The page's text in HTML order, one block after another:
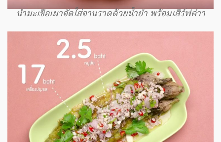
นำมะเขือเผาจัดใส่จานราดด้วยน้ำยำ พร้อมเสิร์ฟค่าา